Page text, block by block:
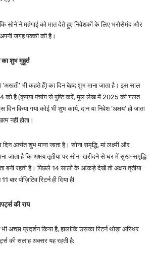
सोने ने महंगाई को मात देते हुए निवेशकों के लिए भरोसेमंद और
जगह पक्की की है।
का शुभ मुहूर्त
‘अखती’ भी कहते हैं) का दिन बेहद शुभ माना जाता है। इस साल
को है (कृपया पंचांग से पुष्टि करें, मूल लेख में 2025 की गलत
दिन किया गया कोई भी शुभ कार्य, दान या निवेश ‘अक्षय’ हो जाता
नहीं होता।
अत्यंत शुभ माना जाता है। सोना समृद्धि, मां लक्ष्मी और
जाता है कि अक्षय तृतीया पर सोना खरीदने से घर में सुख-समृद्धि
बनी रहती है। पिछले 14 सालों के आंकड़े देखें तो अक्षय तृतीया
बार पॉज़िटिव रिटर्न ही दिया है!
की राय
अच्छा प्रदर्शन किया है, हालांकि उसका रिटर्न थोड़ा अस्थिर
की सलाह अक्सर यह रहती है: